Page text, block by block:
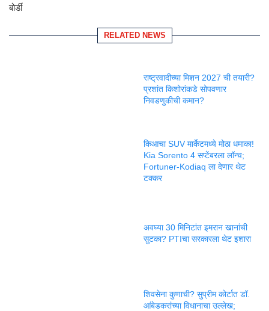
बोर्डी
RELATED NEWS
राष्ट्रवादीच्या मिशन 2027 ची तयारी?
प्रशांत किशोरांकडे सोपवणार
निवडणुकीची कमान?
किआचा SUV मार्केटमध्ये मोठा धमाका!
Kia Sorento 4 सप्टेंबरला लॉन्च;
Fortuner-Kodiaq ला देणार थेट
टक्कर
अवघ्या 30 मिनिटांत इमरान खानांची
सुटका? PTIचा सरकारला थेट इशारा
शिवसेना कुणाची? सुप्रीम कोर्टात डॉ.
आंबेडकरांच्या विधानाचा उल्लेख;